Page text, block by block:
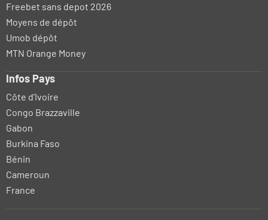
Freebet sans depot 2026
Moyens de dépôt
Umob dépôt
MTN Orange Money
Infos Pays
Côte d’Ivoire
Congo Brazzaville
Gabon
Burkina Faso
Bénin
Cameroun
France